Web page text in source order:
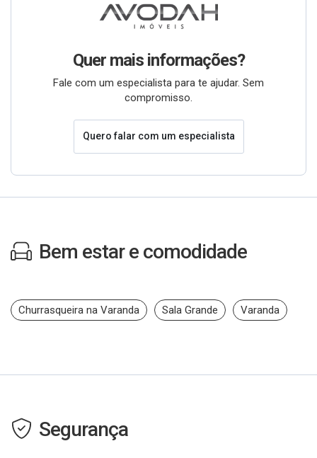
Quer mais informações?
Fale com um especialista para te ajudar. Sem
compromisso.
Quero falar com um especialista
Bem estar e comodidade
Churrasqueira na Varanda Sala Grande Varanda
Segurança